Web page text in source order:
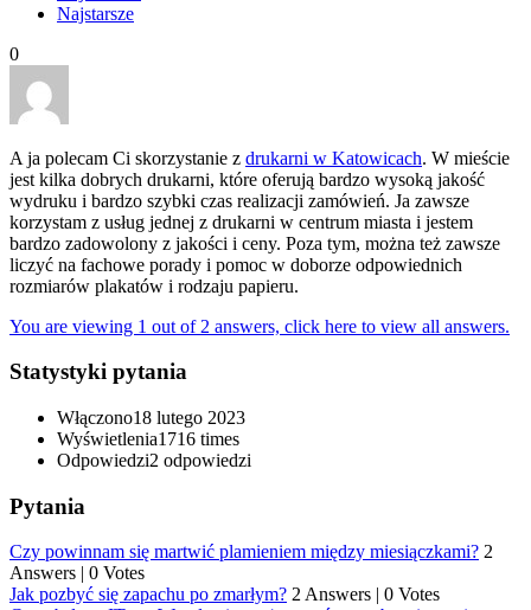
Najstarsze
0
A ja polecam Ci skorzystanie z drukarni w Katowicach. W mieście
jest kilka dobrych drukarni, które oferują bardzo wysoką jakość
wydruku i bardzo szybki czas realizacji zamówień. Ja zawsze
korzystam z usług jednej z drukarni w centrum miasta i jestem
bardzo zadowolony z jakości i ceny. Poza tym, można też zawsze
liczyć na fachowe porady i pomoc w doborze odpowiednich
rozmiarów plakatów i rodzaju papieru.
You are viewing 1 out of 2 answers, click here to view all answers.
Statystyki pytania
Włączono18 lutego 2023
Wyświetlenia1716 times
Odpowiedzi2 odpowiedzi
Pytania
Czy powinnam się martwić plamieniem między miesiączkami? 2
Answers | 0 Votes
Jak pozbyć się zapachu po zmarłym? 2 Answers | 0 Votes